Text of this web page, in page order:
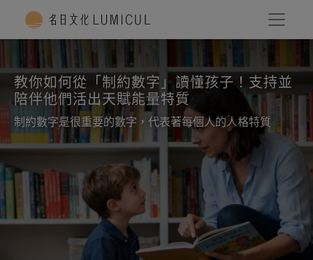
教你如何從「制約數字」讀懂孩子！支持並
陪伴他們活出天賦能量特質
制約數字是很重要的數字，代表著每個人的人格特質